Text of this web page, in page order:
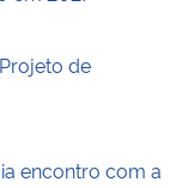
de
encontro com a